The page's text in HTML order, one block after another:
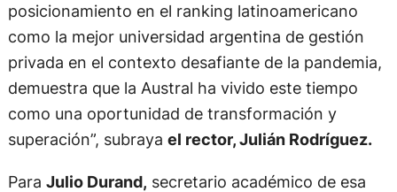
posicionamiento en el ranking latinoamericano
como la mejor universidad argentina de gestión
privada en el contexto desafiante de la pandemia,
demuestra que la Austral ha vivido este tiempo
como una oportunidad de transformación y
superación”, subraya el rector, Julián Rodríguez.
Para Julio Durand, secretario académico de esa